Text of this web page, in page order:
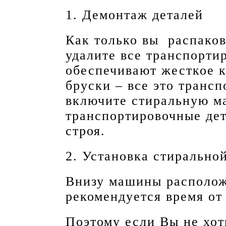
1. Демонтаж деталей
Как только вы
удалите все
обеспечивают жесткое
бруски – все это
включите стиральную
транспортировочные
строя.
2. Установка
Внизу машины
рекомендуется время
Поэтому если Вы не